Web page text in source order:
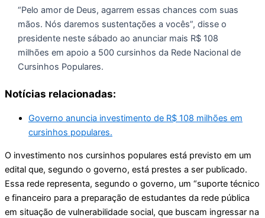
“Pelo amor de Deus, agarrem essas chances com suas
mãos. Nós daremos sustentações a vocês”, disse o
presidente neste sábado ao anunciar mais R$ 108
milhões em apoio a 500 cursinhos da Rede Nacional de
Cursinhos Populares.
Notícias relacionadas:
Governo anuncia investimento de R$ 108 milhões em
cursinhos populares.
O investimento nos cursinhos populares está previsto em um
edital que, segundo o governo, está prestes a ser publicado.
Essa rede representa, segundo o governo, um “suporte técnico
e financeiro para a preparação de estudantes da rede pública
em situação de vulnerabilidade social, que buscam ingressar na